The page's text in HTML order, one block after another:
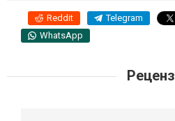
Reddit Telegram
WhatsApp